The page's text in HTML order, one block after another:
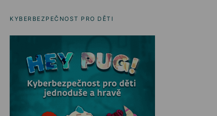
KYBERBEZPEČNOST PRO DĚTI